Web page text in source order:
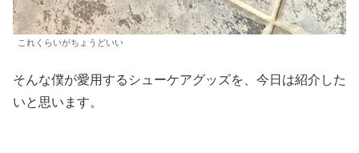
これくらいがちょうどいい
そんな僕が愛用するシューケアグッズを、今日は紹介した
いと思います。